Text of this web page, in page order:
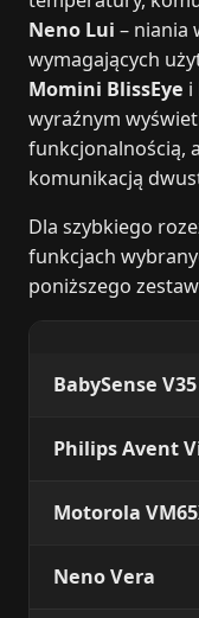
Neno Lui – niania
wymagających
Momini BlissEye i
wyraźnym
funkcjonalnością,
komunikacją
Dla szybkiego
funkcjach
poniższego
BabySense V35
Philips Avent
Motorola
Neno Vera